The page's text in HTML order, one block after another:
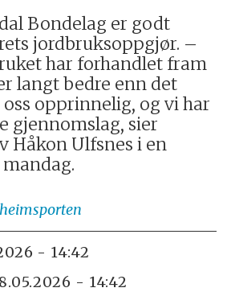
Bondelag er godt
jordbruksoppgjør. –
har forhandlet fram
langt bedre enn det
opprinnelig, og vi har
gjennomslag, sier
Håkon Ulfsnes i en
- 14:42
18.05.2026 - 14:42